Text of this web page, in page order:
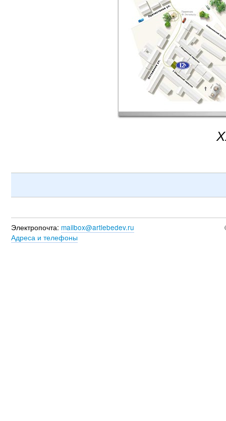
Электропочта: mailbox@artlebedev.ru
Адреса и телефоны